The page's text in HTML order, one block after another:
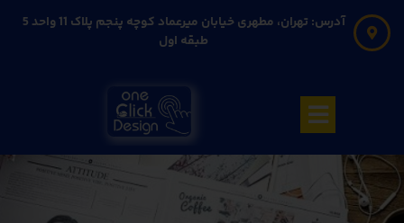
آدرس: تهران، مطهری خیابان میرعماد کوچه پنجم پلاک 11 واحد 5
طبقه اول